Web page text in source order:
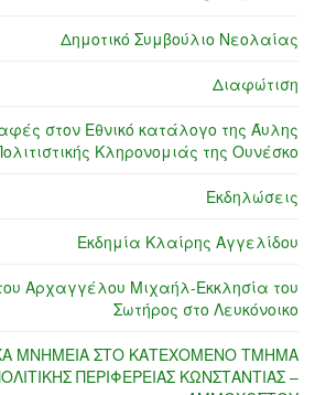
Δημοτικό Συμβούλιο Νεολαίας
Διαφώτιση
στον Εθνικό κατάλογο της Άυλης
Κληρονομιάς της Ουνέσκο
Εκδηλώσεις
Εκδημία Κλαίρης Αγγελίδου
Αρχαγγέλου Μιχαήλ-Εκκλησία του
Σωτήρος στο Λευκόνοικο
ΜΝΗΜΕΙΑ ΣΤΟ ΚΑΤΕΧΟΜΕΝΟ ΤΜΗΜΑ
ΠΕΡΙΦΕΡΕΙΑΣ ΚΩΝΣΤΑΝΤΙΑΣ –